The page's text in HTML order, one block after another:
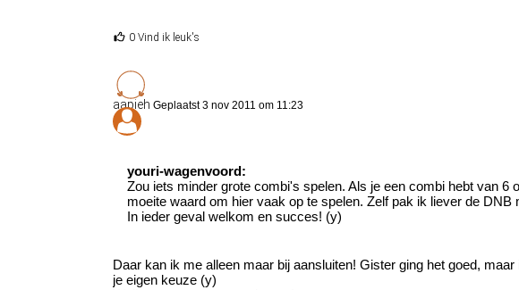
0 Vind ik leuk's
aapieh Geplaatst 3 nov 2011 om 11:23
youri-wagenvoord:
Zou iets minder grote combi's spelen. Als je een combi hebt van
moeite waard om hier vaak op te spelen. Zelf pak ik liever de DNB
In ieder geval welkom en succes! (y)
Daar kan ik me alleen maar bij aansluiten! Gister ging het goed,
je eigen keuze (y)